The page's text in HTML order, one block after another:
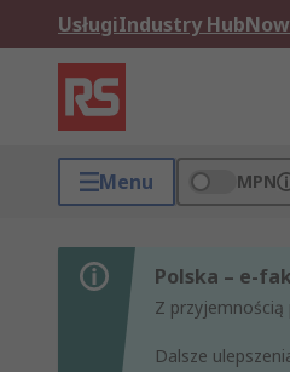
UsługiIndustry Hub
Menu MPN
Polska – e-
Z
Dalsze